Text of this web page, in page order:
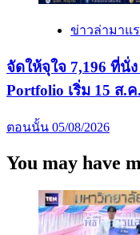
ข่าวล่ามาแ
จัดให้จุใจ 7,196 ที่นั่
Portfolio เริ่ม 15 ส.
ตอนนั้น 05/08/2026
You may have